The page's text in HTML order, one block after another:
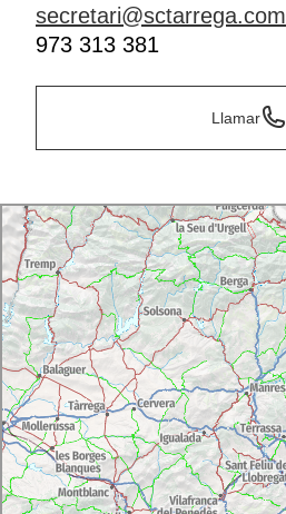
secretari@sctarrega.com
973 313 381
Llamar